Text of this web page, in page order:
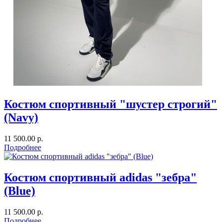
Костюм спортивный "шустер строгий"
(Navy)
11 500.00 р.
Подробнее
Костюм спортивный adidas "зебра"
(Blue)
11 500.00 р.